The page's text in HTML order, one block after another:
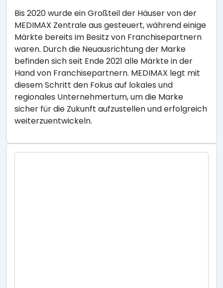
Bis 2020 wurde ein Großteil der Häuser von der
MEDIMAX Zentrale aus gesteuert, während einige
Märkte bereits im Besitz von Franchisepartnern
waren. Durch die Neuausrichtung der Marke
befinden sich seit Ende 2021 alle Märkte in der
Hand von Franchisepartnern. MEDIMAX legt mit
diesem Schritt den Fokus auf lokales und
regionales Unternehmertum, um die Marke
sicher für die Zukunft aufzustellen und erfolgreich
weiterzuentwickeln.